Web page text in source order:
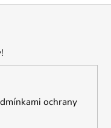
ochrany